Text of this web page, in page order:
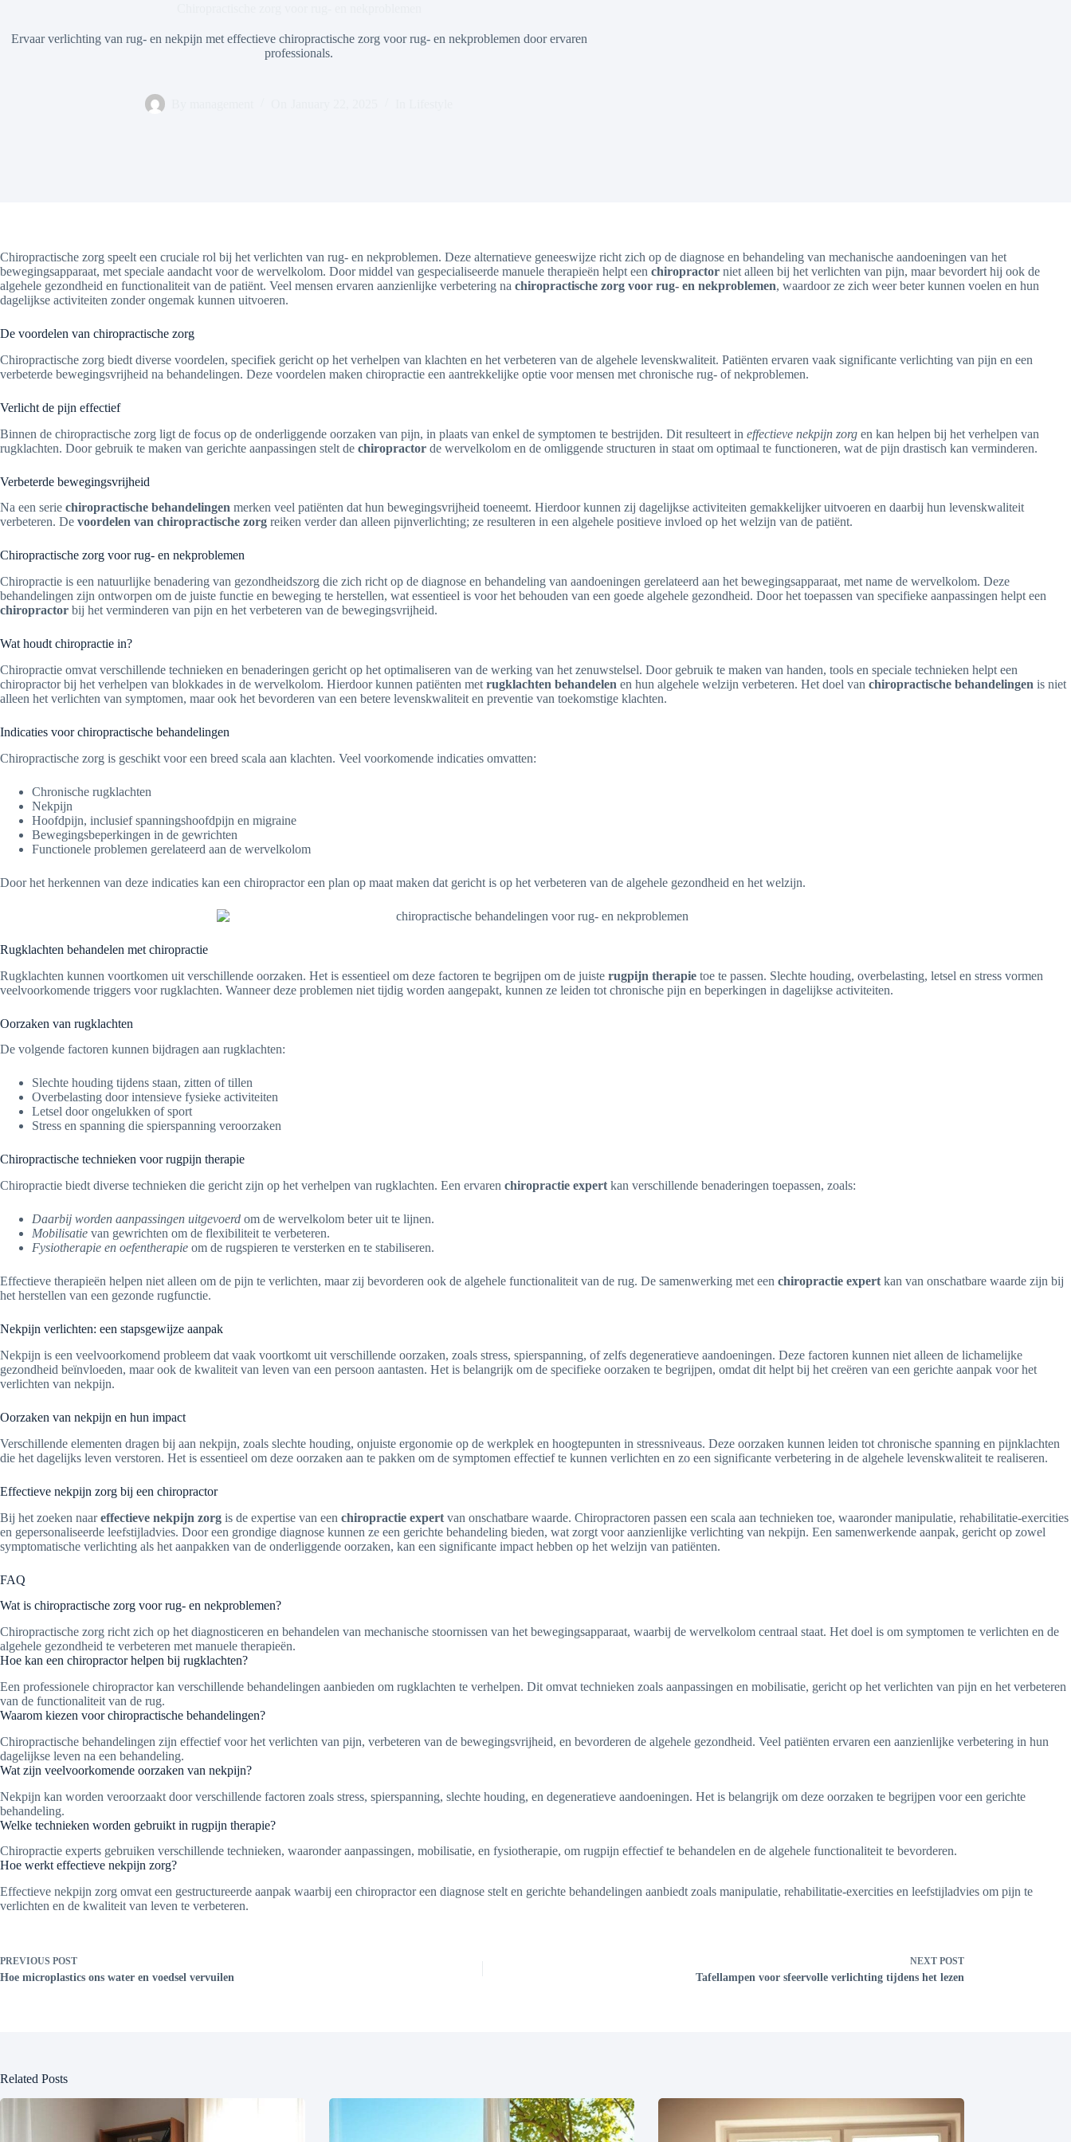
Ervaar verlichting van rug- en nekpijn met effectieve chiropractische zorg voor rug- en nekproblemen door ervaren
professionals.
Chiropractische zorg speelt een cruciale rol bij het verlichten van rug- en nekproblemen. Deze alternatieve geneeswijze richt zich op de diagnose en behandeling van mechanische aandoeningen van het
bewegingsapparaat, met speciale aandacht voor de wervelkolom. Door middel van gespecialiseerde manuele therapieën helpt een chiropractor niet alleen bij het verlichten van pijn, maar bevordert hij ook de
algehele gezondheid en functionaliteit van de patiënt. Veel mensen ervaren aanzienlijke verbetering na chiropractische zorg voor rug- en nekproblemen, waardoor ze zich weer beter kunnen voelen en hun
dagelijkse activiteiten zonder ongemak kunnen uitvoeren.
De voordelen van chiropractische zorg
Chiropractische zorg biedt diverse voordelen, specifiek gericht op het verhelpen van klachten en het verbeteren van de algehele levenskwaliteit. Patiënten ervaren vaak significante verlichting van pijn en een
verbeterde bewegingsvrijheid na behandelingen. Deze voordelen maken chiropractie een aantrekkelijke optie voor mensen met chronische rug- of nekproblemen.
Verlicht de pijn effectief
Binnen de chiropractische zorg ligt de focus op de onderliggende oorzaken van pijn, in plaats van enkel de symptomen te bestrijden. Dit resulteert in effectieve nekpijn zorg en kan helpen bij het verhelpen van
rugklachten. Door gebruik te maken van gerichte aanpassingen stelt de chiropractor de wervelkolom en de omliggende structuren in staat om optimaal te functioneren, wat de pijn drastisch kan verminderen.
Verbeterde bewegingsvrijheid
Na een serie chiropractische behandelingen merken veel patiënten dat hun bewegingsvrijheid toeneemt. Hierdoor kunnen zij dagelijkse activiteiten gemakkelijker uitvoeren en daarbij hun levenskwaliteit
verbeteren. De voordelen van chiropractische zorg reiken verder dan alleen pijnverlichting; ze resulteren in een algehele positieve invloed op het welzijn van de patiënt.
Chiropractische zorg voor rug- en nekproblemen
Chiropractie is een natuurlijke benadering van gezondheidszorg die zich richt op de diagnose en behandeling van aandoeningen gerelateerd aan het bewegingsapparaat, met name de wervelkolom. Deze
behandelingen zijn ontworpen om de juiste functie en beweging te herstellen, wat essentieel is voor het behouden van een goede algehele gezondheid. Door het toepassen van specifieke aanpassingen helpt een
chiropractor bij het verminderen van pijn en het verbeteren van de bewegingsvrijheid.
Wat houdt chiropractie in?
Chiropractie omvat verschillende technieken en benaderingen gericht op het optimaliseren van de werking van het zenuwstelsel. Door gebruik te maken van handen, tools en speciale technieken helpt een
chiropractor bij het verhelpen van blokkades in de wervelkolom. Hierdoor kunnen patiënten met rugklachten behandelen en hun algehele welzijn verbeteren. Het doel van chiropractische behandelingen is niet
alleen het verlichten van symptomen, maar ook het bevorderen van een betere levenskwaliteit en preventie van toekomstige klachten.
Indicaties voor chiropractische behandelingen
Chiropractische zorg is geschikt voor een breed scala aan klachten. Veel voorkomende indicaties omvatten:
Chronische rugklachten
Nekpijn
Hoofdpijn, inclusief spanningshoofdpijn en migraine
Bewegingsbeperkingen in de gewrichten
Functionele problemen gerelateerd aan de wervelkolom
Door het herkennen van deze indicaties kan een chiropractor een plan op maat maken dat gericht is op het verbeteren van de algehele gezondheid en het welzijn.
Rugklachten behandelen met chiropractie
Rugklachten kunnen voortkomen uit verschillende oorzaken. Het is essentieel om deze factoren te begrijpen om de juiste rugpijn therapie toe te passen. Slechte houding, overbelasting, letsel en stress vormen
veelvoorkomende triggers voor rugklachten. Wanneer deze problemen niet tijdig worden aangepakt, kunnen ze leiden tot chronische pijn en beperkingen in dagelijkse activiteiten.
Oorzaken van rugklachten
De volgende factoren kunnen bijdragen aan rugklachten:
Slechte houding tijdens staan, zitten of tillen
Overbelasting door intensieve fysieke activiteiten
Letsel door ongelukken of sport
Stress en spanning die spierspanning veroorzaken
Chiropractische technieken voor rugpijn therapie
Chiropractie biedt diverse technieken die gericht zijn op het verhelpen van rugklachten. Een ervaren chiropractie expert kan verschillende benaderingen toepassen, zoals:
Daarbij worden aanpassingen uitgevoerd om de wervelkolom beter uit te lijnen.
Mobilisatie van gewrichten om de flexibiliteit te verbeteren.
Fysiotherapie en oefentherapie om de rugspieren te versterken en te stabiliseren.
Effectieve therapieën helpen niet alleen om de pijn te verlichten, maar zij bevorderen ook de algehele functionaliteit van de rug. De samenwerking met een chiropractie expert kan van onschatbare waarde zijn bij
het herstellen van een gezonde rugfunctie.
Nekpijn verlichten: een stapsgewijze aanpak
Nekpijn is een veelvoorkomend probleem dat vaak voortkomt uit verschillende oorzaken, zoals stress, spierspanning, of zelfs degeneratieve aandoeningen. Deze factoren kunnen niet alleen de lichamelijke
gezondheid beïnvloeden, maar ook de kwaliteit van leven van een persoon aantasten. Het is belangrijk om de specifieke oorzaken te begrijpen, omdat dit helpt bij het creëren van een gerichte aanpak voor het
verlichten van nekpijn.
Oorzaken van nekpijn en hun impact
Verschillende elementen dragen bij aan nekpijn, zoals slechte houding, onjuiste ergonomie op de werkplek en hoogtepunten in stressniveaus. Deze oorzaken kunnen leiden tot chronische spanning en pijnklachten
die het dagelijks leven verstoren. Het is essentieel om deze oorzaken aan te pakken om de symptomen effectief te kunnen verlichten en zo een significante verbetering in de algehele levenskwaliteit te realiseren.
Effectieve nekpijn zorg bij een chiropractor
Bij het zoeken naareffectieve nekpijn zorg is de expertise van een chiropractie expert van onschatbare waarde. Chiropractoren passen een scala aan technieken toe, waaronder manipulatie, rehabilitatie-exercities
en gepersonaliseerde leefstijladvies. Door een grondige diagnose kunnen ze een gerichte behandeling bieden, wat zorgt voor aanzienlijke verlichting van nekpijn. Een samenwerkende aanpak, gericht op zowel
symptomatische verlichting als het aanpakken van de onderliggende oorzaken, kan een significante impact hebben op het welzijn van patiënten.
FAQ
Wat is chiropractische zorg voor rug- en nekproblemen?
Chiropractische zorg richt zich op het diagnosticeren en behandelen van mechanische stoornissen van het bewegingsapparaat, waarbij de wervelkolom centraal staat. Het doel is om symptomen te verlichten en de
algehele gezondheid te verbeteren met manuele therapieën.
Hoe kan een chiropractor helpen bij rugklachten?
Een professionele chiropractor kan verschillende behandelingen aanbieden om rugklachten te verhelpen. Dit omvat technieken zoals aanpassingen en mobilisatie, gericht op het verlichten van pijn en het verbeteren
van de functionaliteit van de rug.
Waarom kiezen voor chiropractische behandelingen?
Chiropractische behandelingen zijn effectief voor het verlichten van pijn, verbeteren van de bewegingsvrijheid, en bevorderen de algehele gezondheid. Veel patiënten ervaren een aanzienlijke verbetering in hun
dagelijkse leven na een behandeling.
Wat zijn veelvoorkomende oorzaken van nekpijn?
Nekpijn kan worden veroorzaakt door verschillende factoren zoals stress, spierspanning, slechte houding, en degeneratieve aandoeningen. Het is belangrijk om deze oorzaken te begrijpen voor een gerichte
behandeling.
Welke technieken worden gebruikt in rugpijn therapie?
Chiropractie experts gebruiken verschillende technieken, waaronder aanpassingen, mobilisatie, en fysiotherapie, om rugpijn effectief te behandelen en de algehele functionaliteit te bevorderen.
Hoe werkt effectieve nekpijn zorg?
Effectieve nekpijn zorg omvat een gestructureerde aanpak waarbij een chiropractor een diagnose stelt en gerichte behandelingen aanbiedt zoals manipulatie, rehabilitatie-exercities en leefstijladvies om pijn te
verlichten en de kwaliteit van leven te verbeteren.
PREVIOUS POST
Hoe microplastics ons water en voedsel vervuilen
NEXT POST
Tafellampen voor sfeervolle verlichting tijdens het lezen
Related Posts